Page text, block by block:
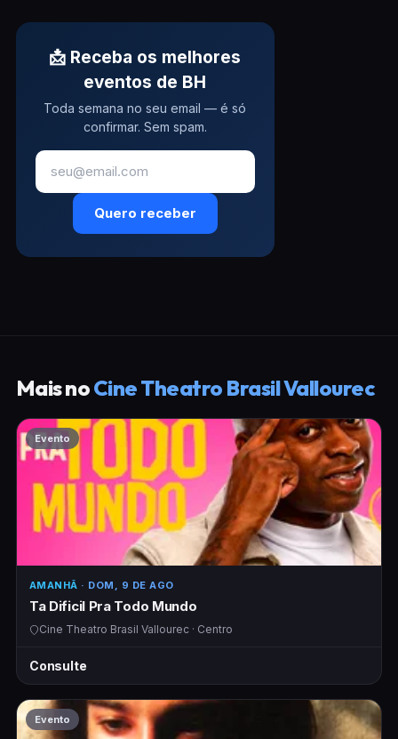
📩 Receba os melhores
eventos de BH
Toda semana no seu email — é só
confirmar. Sem spam.
Quero receber
Mais noCine Theatro Brasil Vallourec
Evento
AMANHÃ · DOM, 9 DE AGO
Ta Dificil Pra Todo Mundo
Cine Theatro Brasil Vallourec · Centro
Consulte
Evento